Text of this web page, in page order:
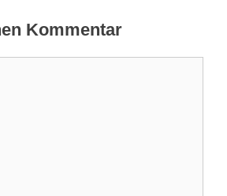
Kommentar